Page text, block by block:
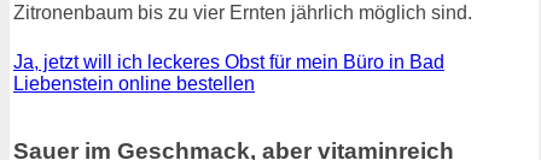
Zitronenbaum bis zu vier Ernten jährlich möglich sind.
Ja, jetzt will ich leckeres Obst für mein Büro in Bad
Liebenstein online bestellen
Sauer im Geschmack, aber vitaminreich